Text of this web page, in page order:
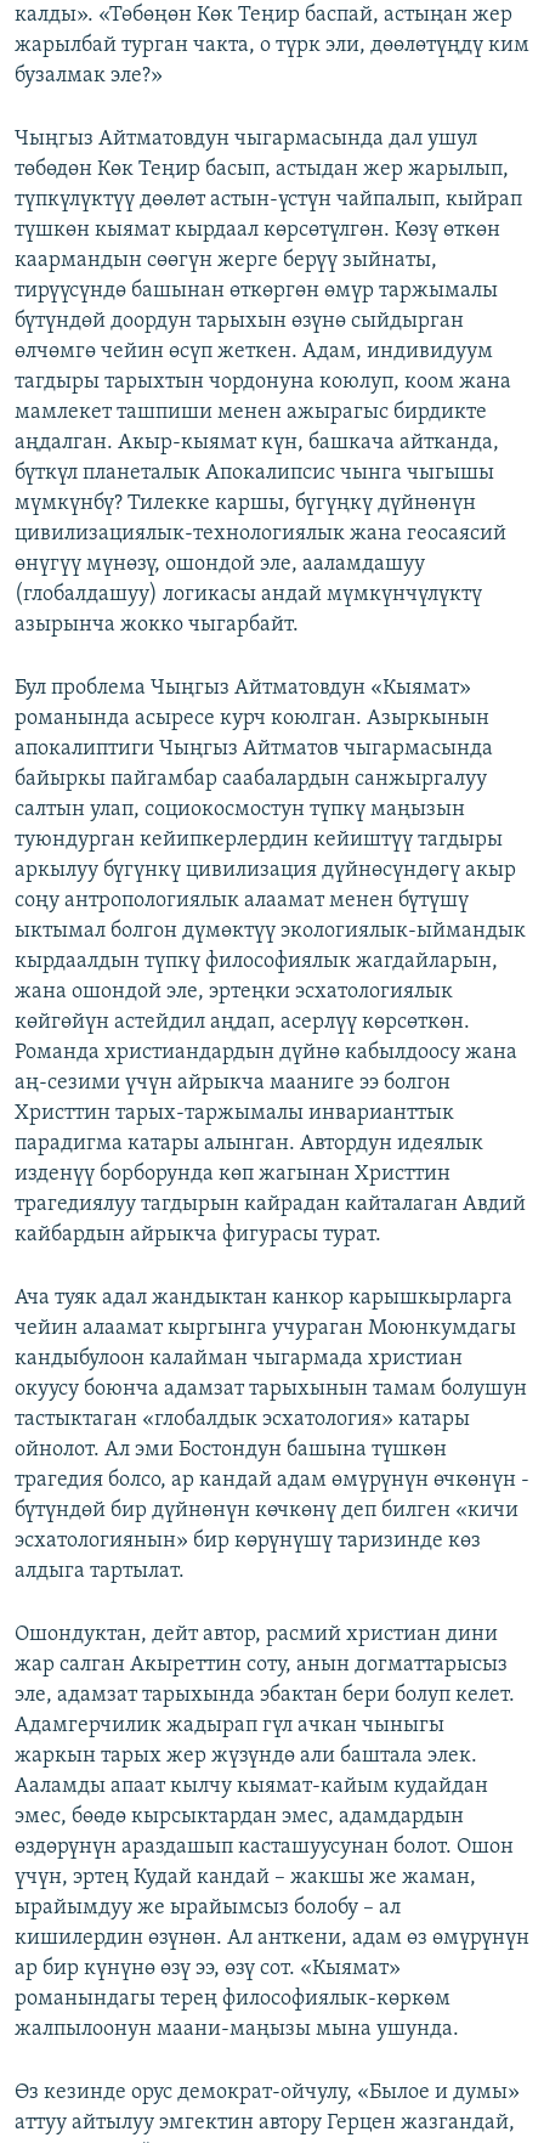
калды». «Төбөңөн Көк Теңир баспай, астыңан жер
жарылбай турган чакта, о түрк эли, дөөлөтүңдү ким
бузалмак эле?»
Чыңгыз Айтматовдун чыгармасында дал ушул
төбөдөн Көк Теңир басып, астыдан жер жарылып,
түпкүлүктүү дөөлөт астын-үстүн чайпалып, кыйрап
түшкөн кыямат кырдаал көрсөтүлгөн. Көзү өткөн
каармандын сөөгүн жерге берүү зыйнаты,
тирүүсүндө башынан өткөргөн өмүр таржымалы
бүтүндөй доордун тарыхын өзүнө сыйдырган
өлчөмгө чейин өсүп жеткен. Адам, индивидуум
тагдыры тарыхтын чордонуна коюлуп, коом жана
мамлекет ташпиши менен ажырагыс бирдикте
аңдалган. Акыр-кыямат күн, башкача айтканда,
бүткүл планеталык Апокалипсис чынга чыгышы
мүмкүнбү? Тилекке каршы, бүгүңкү дүйнөнүн
цивилизациялык-технологиялык жана геосаясий
өнүгүү мүнөзү, ошондой эле, ааламдашуу
(глобалдашуу) логикасы андай мүмкүнчүлүктү
азырынча жокко чыгарбайт.
Бул проблема Чыңгыз Айтматовдун «Кыямат»
романында асыресе курч коюлган. Азыркынын
апокалиптиги Чыңгыз Айтматов чыгармасында
байыркы пайгамбар саабалардын санжыргалуу
салтын улап, социокосмостун түпкү маңызын
туюндурган кейипкерлердин кейиштүү тагдыры
аркылуу бүгүнкү цивилизация дүйнөсүндөгү акыр
соңу антропологиялык алаамат менен бүтүшү
ыктымал болгон дүмөктүү экологиялык-ыймандык
кырдаалдын түпкү философиялык жагдайларын,
жана ошондой эле, эртеңки эсхатологиялык
көйгөйүн астейдил аңдап, асерлүү көрсөткөн.
Романда христиандардын дүйнө кабылдоосу жана
аң-сезими үчүн айрыкча мааниге ээ болгон
Христтин тарых-таржымалы инварианттык
парадигма катары алынган. Автордун идеялык
изденүү борборунда көп жагынан Христтин
трагедиялуу тагдырын кайрадан кайталаган Авдий
кайбардын айрыкча фигурасы турат.
Ача туяк адал жандыктан канкор карышкырларга
чейин алаамат кыргынга учураган Моюнкумдагы
кандыбулоон калайман чыгармада христиан
окуусу боюнча адамзат тарыхынын тамам болушун
тастыктаган «глобалдык эсхатология» катары
ойнолот. Ал эми Бостондун башына түшкөн
трагедия болсо, ар кандай адам өмүрүнүн өчкөнүн -
бүтүндөй бир дүйнөнүн көчкөнү деп билген «кичи
эсхатологиянын» бир көрүнүшү таризинде көз
алдыга тартылат.
Ошондуктан, дейт автор, расмий христиан дини
жар салган Акыреттин соту, анын догматтарысыз
эле, адамзат тарыхында эбактан бери болуп келет.
Адамгерчилик жадырап гүл ачкан чыныгы
жаркын тарых жер жүзүндө али баштала элек.
Ааламды апаат кылчу кыямат-кайым кудайдан
эмес, бөөдө кырсыктардан эмес, адамдардын
өздөрүнүн араздашып касташуусунан болот. Ошон
үчүн, эртең Кудай кандай – жакшы же жаман,
ырайымдуу же ырайымсыз болобу – ал
кишилердин өзүнөн. Ал анткени, адам өз өмүрүнүн
ар бир күнүнө өзү ээ, өзү сот. «Кыямат»
романындагы терең философиялык-көркөм
жалпылоонун маани-маңызы мына ушунда.
Өз кезинде орус демократ-ойчулу, «Былое и думы»
аттуу айтылуу эмгектин автору Герцен жазгандай,